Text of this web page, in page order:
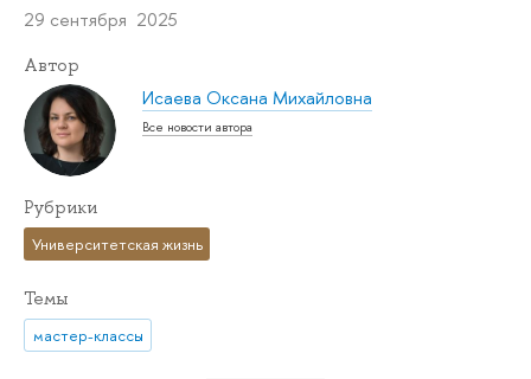
29 сентября 2025
Автор
Исаева Оксана Михайловна
Все новости автора
Рубрики
Университетская жизнь
Темы
мастер-классы